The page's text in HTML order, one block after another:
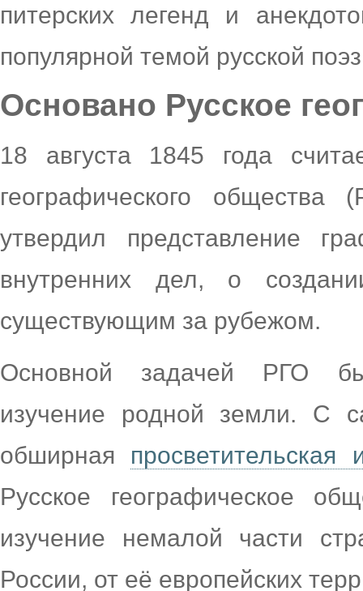
питерских легенд и
популярной темой русской
Основано Русское
18 августа 1845 года
географического
утвердил представление
внутренних дел, о
существующим за рубежом.
Основной задачей РГО
изучение родной земли. С
обширная просветительская
Русское географическое
изучение немалой части
России, от её европейских